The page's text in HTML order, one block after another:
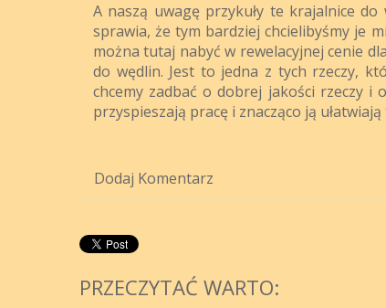
A naszą uwagę przykuły te krajalnice
sprawia, że tym bardziej chcielibyśmy je
można tutaj nabyć w rewelacyjnej cenie
do wędlin. Jest to jedna z tych rzeczy,
chcemy zadbać o dobrej jakości rzeczy i
przyspieszają pracę i znacząco ją ułatwiają
Dodaj Komentarz
PRZECZYTAĆ WARTO: